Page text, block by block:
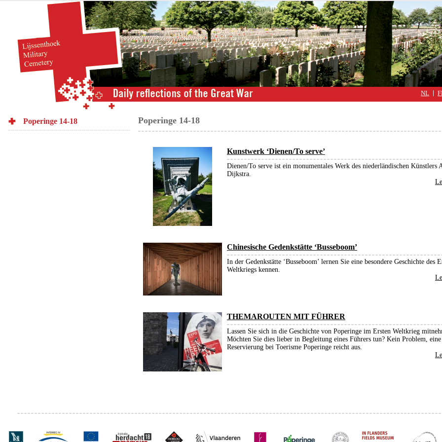
NL
Poperinge 14-18 Poperinge 14-18
Kunstwerk ‘Dienen/To serve’
Dienen/To serve ist ein monumentales Werk des niederländischen Künstlers
Dijkstra.
Chinesische Gedenkstätte ‘Busseboom’
In der Gedenkstätte ‘Busseboom’ lernen Sie eine besondere Geschichte des
Weltkriegs kennen.
THEMAROUTEN MIT FÜHRER
Lassen Sie sich in die Geschichte von Poperinge im Ersten Weltkrieg
Möchten Sie dies lieber in Begleitung eines Führers tun? Kein Problem,
Reservierung bei Toerisme Poperinge reicht aus.